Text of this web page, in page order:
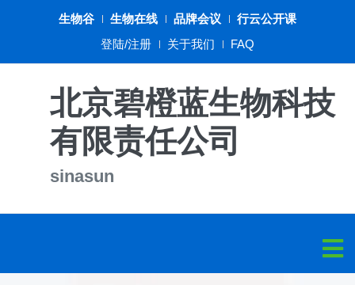
生物谷 生物在线 品牌会议
行云公开课
登陆/注册
关于我们 FAQ
北京碧橙蓝生物科技
有限责任公司
sinasun